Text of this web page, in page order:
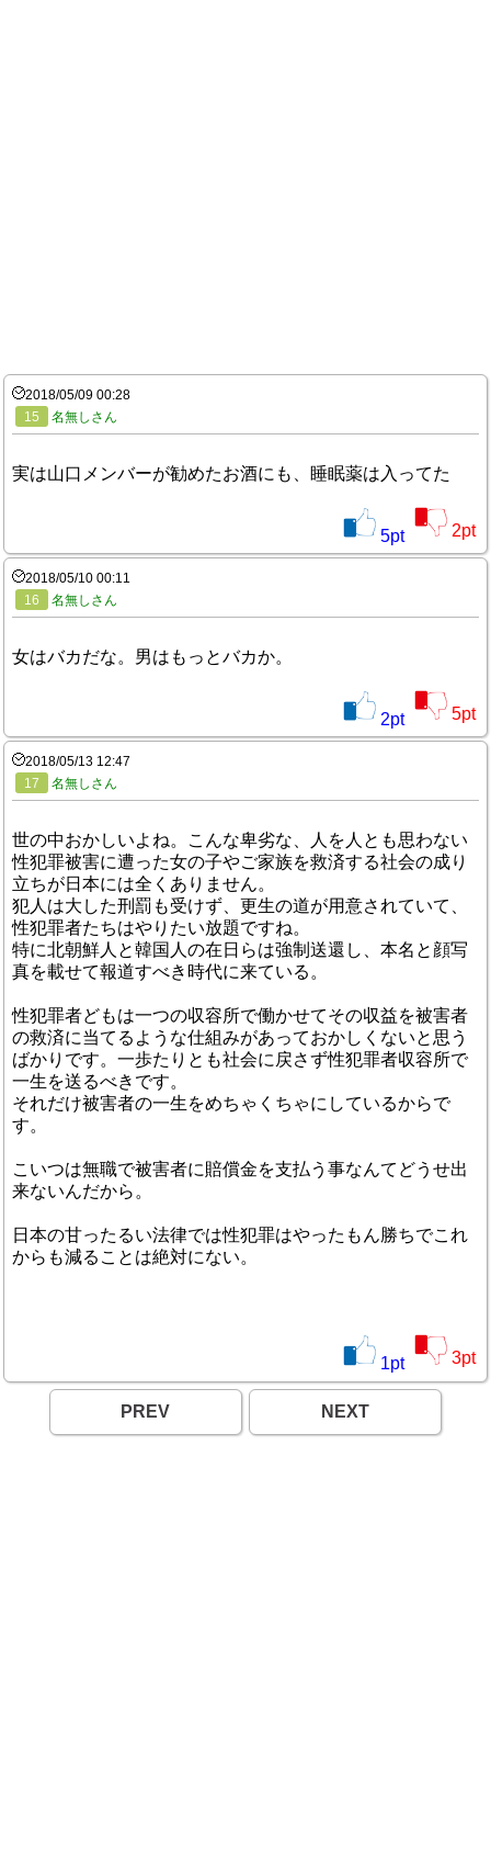
2018/05/09 00:28
15
名無しさん
実は山口メンバーが勧めたお酒にも、睡眠薬は入ってた
5pt 2pt
2018/05/10 00:11
16
名無しさん
女はバカだな。男はもっとバカか。
2pt 5pt
2018/05/13 12:47
17
名無しさん
世の中おかしいよね。こんな卑劣な、人を人とも思わない
性犯罪被害に遭った女の子やご家族を救済する社会の成り
立ちが日本には全くありません。
犯人は大した刑罰も受けず、更生の道が用意されていて、
性犯罪者たちはやりたい放題ですね。
特に北朝鮮人と韓国人の在日らは強制送還し、本名と顔写
真を載せて報道すべき時代に来ている。
性犯罪者どもは一つの収容所で働かせてその収益を被害者
の救済に当てるような仕組みがあっておかしくないと思う
ばかりです。一歩たりとも社会に戻さず性犯罪者収容所で
一生を送るべきです。
それだけ被害者の一生をめちゃくちゃにしているからで
す。
こいつは無職で被害者に賠償金を支払う事なんてどうせ出
来ないんだから。
日本の甘ったるい法律では性犯罪はやったもん勝ちでこれ
からも減ることは絶対にない。
1pt 3pt
PREV NEXT